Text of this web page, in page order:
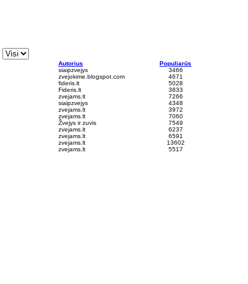
Autorius
Populiarūs
siaipzvejys
3466
zvejokime.blogspot.com
4671
fideris.lt
5028
Fideris.lt
3833
zvejams.lt
7266
siaipzvejys
4348
zvejams.lt
3972
zvejams.lt
7060
Žvejys ir zuvis
7549
zvejams.lt
6237
zvejams.lt
6591
zvejams.lt
13602
zvejams.lt 5517